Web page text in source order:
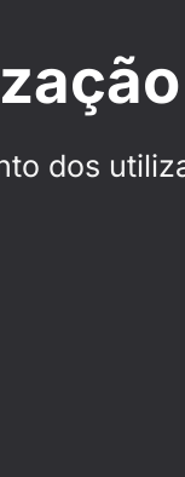
dos